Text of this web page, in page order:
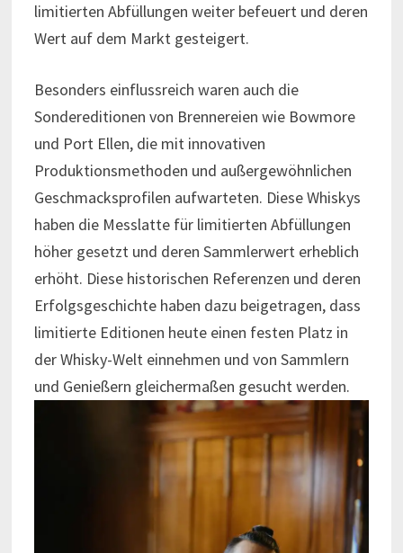
limitierten Abfüllungen weiter befeuert und deren
Wert auf dem Markt gesteigert.
Besonders einflussreich waren auch die
Sondereditionen von Brennereien wie Bowmore
und Port Ellen, die mit innovativen
Produktionsmethoden und außergewöhnlichen
Geschmacksprofilen aufwarteten. Diese Whiskys
haben die Messlatte für limitierten Abfüllungen
höher gesetzt und deren Sammlerwert erheblich
erhöht. Diese historischen Referenzen und deren
Erfolgsgeschichte haben dazu beigetragen, dass
limitierte Editionen heute einen festen Platz in
der Whisky-Welt einnehmen und von Sammlern
und Genießern gleichermaßen gesucht werden.